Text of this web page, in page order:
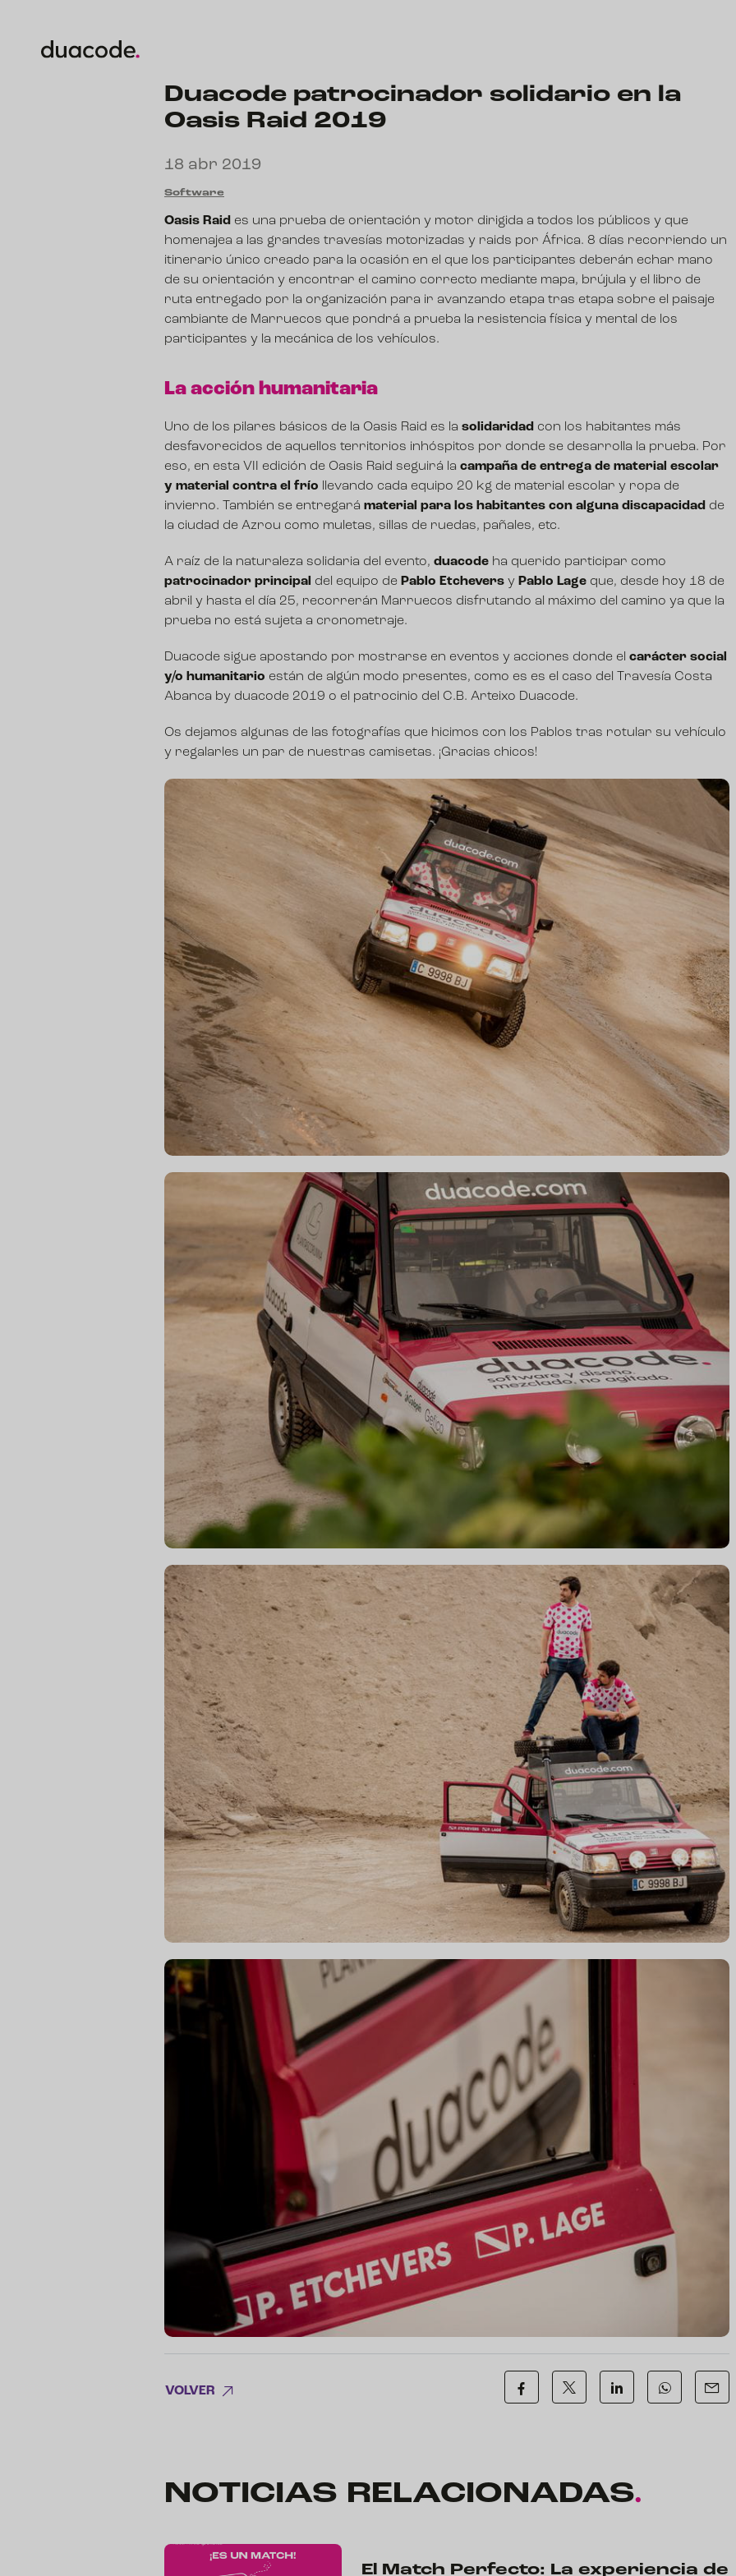
Duacode patrocinador solidario en la
Oasis Raid 2019
18 abr 2019
Software
Oasis Raid es una prueba de orientación y motor dirigida a todos los públicos y que
homenajea a las grandes travesías motorizadas y raids por África. 8 días recorriendo un
itinerario único creado para la ocasión en el que los participantes deberán echar mano
de su orientación y encontrar el camino correcto mediante mapa, brújula y el libro de
ruta entregado por la organización para ir avanzando etapa tras etapa sobre el paisaje
cambiante de Marruecos que pondrá a prueba la resistencia física y mental de los
participantes y la mecánica de los vehículos.
La acción humanitaria
Uno de los pilares básicos de la Oasis Raid es la solidaridad con los habitantes más
desfavorecidos de aquellos territorios inhóspitos por donde se desarrolla la prueba. Por
eso, en esta VII edición de Oasis Raid seguirá la campaña de entrega de material escolar
y material contra el frío llevando cada equipo 20 kg de material escolar y ropa de
invierno. También se entregará material para los habitantes con alguna discapacidad de
la ciudad de Azrou como muletas, sillas de ruedas, pañales, etc.
A raíz de la naturaleza solidaria del evento, duacode ha querido participar como
patrocinador principal del equipo de Pablo Etchevers y Pablo Lage que, desde hoy 18 de
abril y hasta el día 25, recorrerán Marruecos disfrutando al máximo del camino ya que la
prueba no está sujeta a cronometraje.
Duacode sigue apostando por mostrarse en eventos y acciones donde el carácter social
y/o humanitario están de algún modo presentes, como es es el caso del
Travesía Costa
Abanca by duacode 2019 o el patrocinio del C.B. Arteixo Duacode.
Os dejamos algunas de las fotografías que hicimos con los Pablos tras rotular su vehículo
y regalarles un par de nuestras camisetas. ¡Gracias chicos!
VOLVER
NOTICIAS RELACIONADAS.
El Match Perfecto: La experiencia de